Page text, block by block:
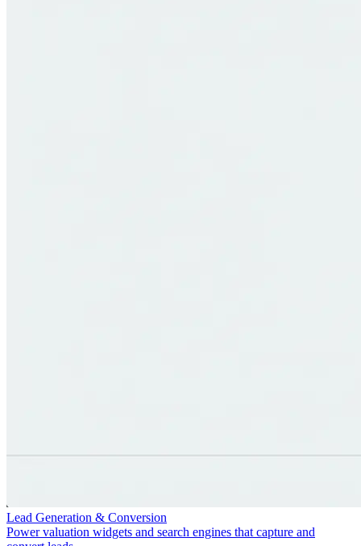
Lead Generation & Conversion
Power valuation widgets and search engines that capture and